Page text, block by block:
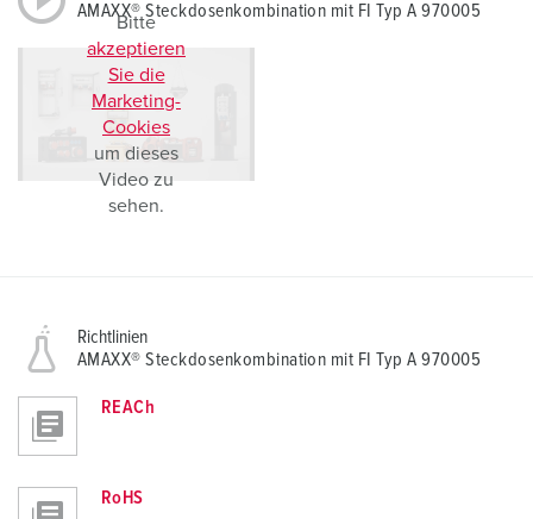
AMAXX® Steckdosenkombination mit FI Typ A 970005
Bitte
akzeptieren
Sie die
Marketing-
Cookies
um dieses
Video zu
sehen.
Richtlinien
AMAXX® Steckdosenkombination mit FI Typ A 970005
REACh
RoHS